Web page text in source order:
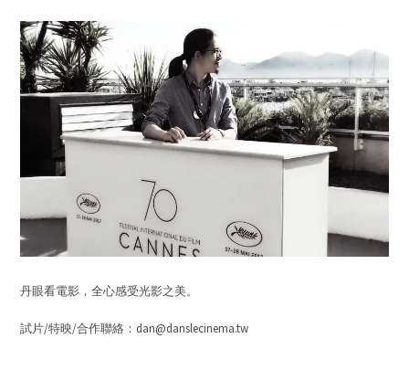
丹眼看電影，全心感受光影之美。
試片/特映/合作聯絡：dan@danslecinema.tw